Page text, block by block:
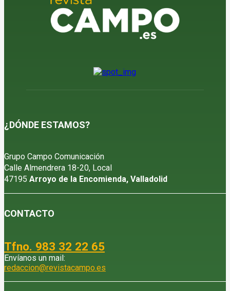
¿DÓNDE ESTAMOS?
Grupo Campo Comunicación
Calle Almendrera 18-20, Local
47195 Arroyo de la Encomienda, Valladolid
CONTACTO
Tfno. 983 32 22 65
Envíanos un mail:
redaccion@revistacampo.es